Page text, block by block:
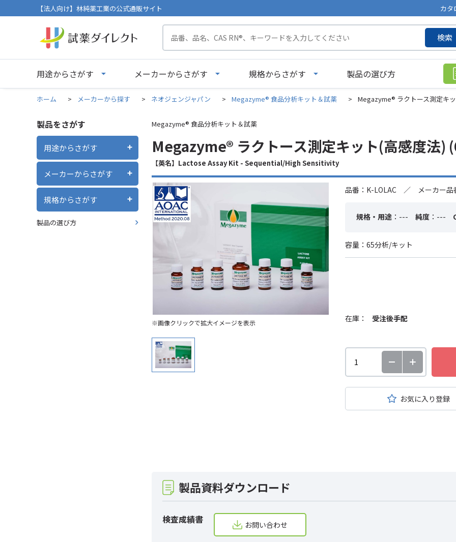
【法人向け】林純薬工業の公式通販サイト カタ
検索
用途からさがす メーカーからさがす 規格からさがす 製品の選び方
ホーム > メーカーから探す > ネオジェンジャパン > Megazyme® 食品分析キット＆試薬 > Megazyme® ラクトース測定キ
製品をさがす
用途からさがす
メーカーからさがす
規格からさがす
製品の選び方
Megazyme® 食品分析キット＆試薬
Megazyme® ラクトース測定キット(高感度法)
【英名】Lactose Assay Kit - Sequential/High Sensitivity
※画像クリックで拡大イメージを表示
品番：K-LOLAC ／ メーカー品
規格・用途 ：--- 純度 ：---
容量：65分析/キット
在庫： 受注後手配
お気に入り登録
製品資料ダウンロード
検査成績書 お問い合わせ